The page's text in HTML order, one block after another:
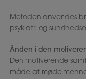
Metoden anvendes
psykiatri og
Ånden i den
Den motiverende
måde at møde